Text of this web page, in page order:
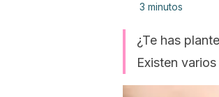
3 minutos
¿Te has
Existen